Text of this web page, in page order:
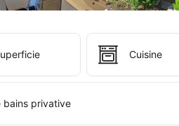
Cuisine
bains privative